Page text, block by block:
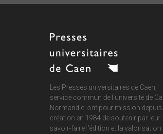
Les Presses universitaires de Caen,
service commun de l'université de
Normandie, ont pour mission depuis
création en 1984 de soutenir par leur
savoir-faire l'édition et la valorisation